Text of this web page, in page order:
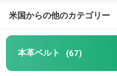
版のベルトの留め金
米国からの他のカテゴリー
本革ベルト (67)